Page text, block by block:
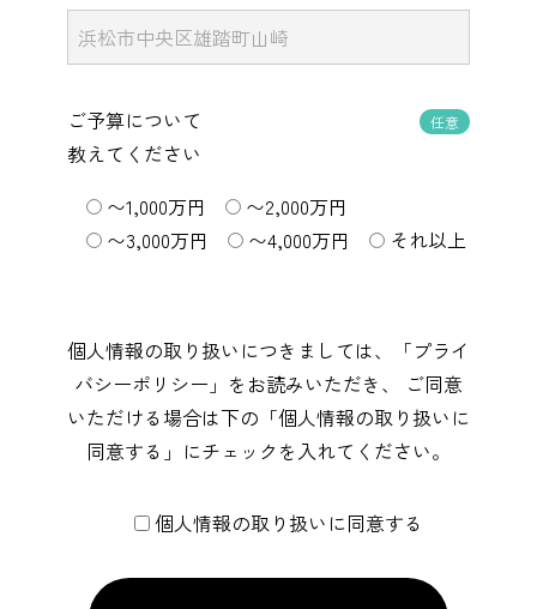
ご予算について
教えてください
任意
〜1,000万円
〜2,000万円
〜3,000万円
〜4,000万円 それ以上
個人情報の取り扱いにつきましては、「プライ
バシーポリシー 」をお読みいただき、
ご同意
いただける場合は下の「個人情報の取り扱いに
同意する」にチェックを入れてください。
個人情報の取り扱いに同意する